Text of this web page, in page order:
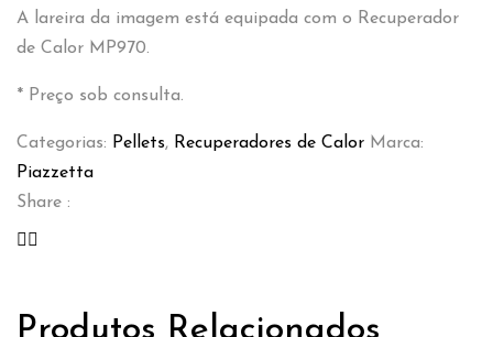
A lareira da imagem está equipada com o Recuperador
de Calor MP970.
* Preço sob consulta.
Categorias: Pellets, Recuperadores de Calor Marca:
Piazzetta
Share :